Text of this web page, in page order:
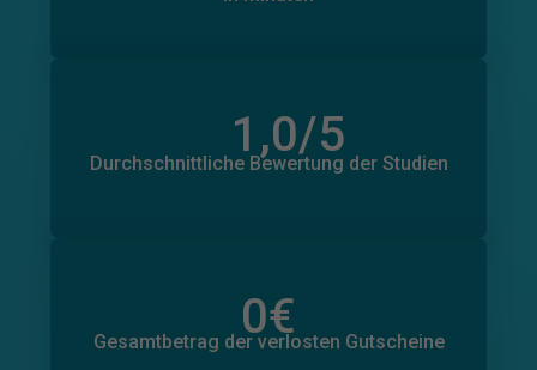
1,0/5
Durchschnittliche Bewertung der Studien
0
Anzahl der Bewertungen
0€
Gesamtbetrag der verlosten Gutscheine
0€
Gesamtbetrag der zugesagten Spenden